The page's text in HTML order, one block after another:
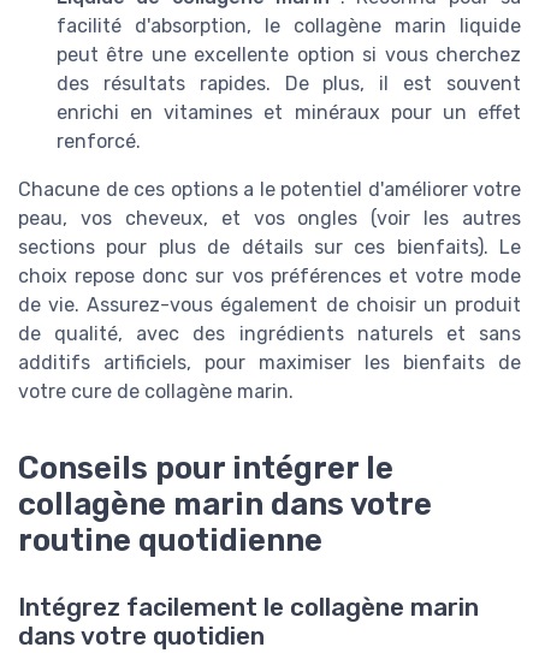
facilité d'absorption, le collagène marin liquide
peut être une excellente option si vous cherchez
des résultats rapides. De plus, il est souvent
enrichi en vitamines et minéraux pour un effet
renforcé.
Chacune de ces options a le potentiel d'améliorer votre
peau, vos cheveux, et vos ongles (voir les autres
sections pour plus de détails sur ces bienfaits). Le
choix repose donc sur vos préférences et votre mode
de vie. Assurez-vous également de choisir un produit
de qualité, avec des ingrédients naturels et sans
additifs artificiels, pour maximiser les bienfaits de
votre cure de collagène marin.
Conseils pour intégrer le
collagène marin dans votre
routine quotidienne
Intégrez facilement le collagène marin
dans votre quotidien